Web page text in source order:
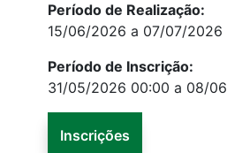
Período de Realização:
15/06/2026 a 07/07/2026
Período de Inscrição:
31/05/2026 00:00 a 08/
Inscrições